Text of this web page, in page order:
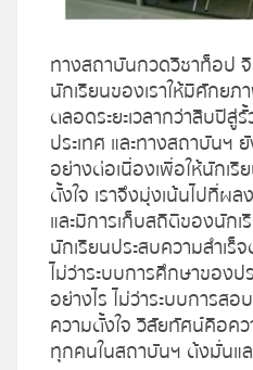
ลงทะเบียน
เข้าสู่ระบบ
ทางสถาบันกวดวิชาท็อป
นักเรียนของเราให้มีศักย
ตลอดระยะเวลากว่าสิบปีสู่รั้
ประเทศ และทางสถาบัน
อย่างต่อเนื่องเพื่อให้นักเรี
ตั้งใจ เราจึงมุ่งเน้นไปที่ผล
และมีการเก็บสถิติของนักเ
นักเรียนประสบความสำเร็
ไม่ว่าระบบการศึกษาของป
อย่างไร ไม่ว่าระบบการสอ
ความตั้งใจ วิสัยทัศน์คือค
ทุกคนในสถาบันฯ ต้งมั่นแ